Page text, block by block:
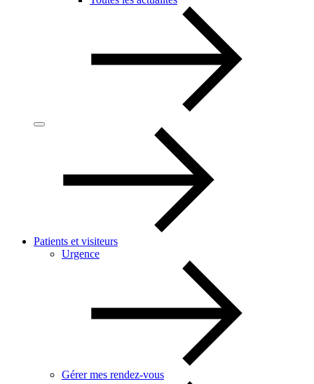
Patients et visiteurs
Urgence
Gérer mes rendez-vous